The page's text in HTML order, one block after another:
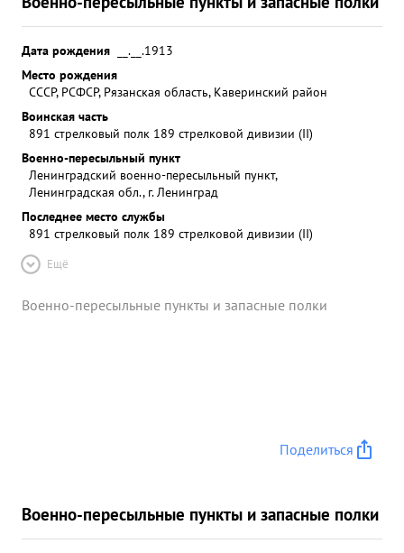
Дата рождения
__.__.1913
Место рождения
СССР, РСФСР, Рязанская область, Каверинский район
Воинская часть
891 стрелковый полк 189 стрелковой дивизии (II)
Военно-пересыльный пункт
Ленинградский военно-пересыльный пункт,
Ленинградская обл., г. Ленинград
Последнее место службы
891 стрелковый полк 189 стрелковой дивизии (II)
Ещё
Военно-пересыльные пункты и запасные полки
Поделиться
Военно-пересыльные пункты и запасные полки